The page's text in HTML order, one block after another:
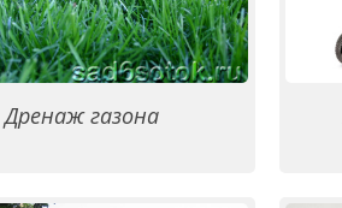
Дренаж газона